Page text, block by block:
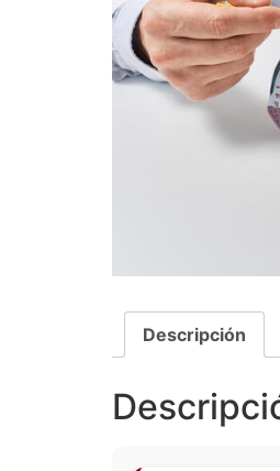
Descripción